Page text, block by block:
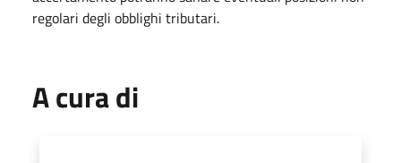
regolari degli obblighi tributari.
A cura di